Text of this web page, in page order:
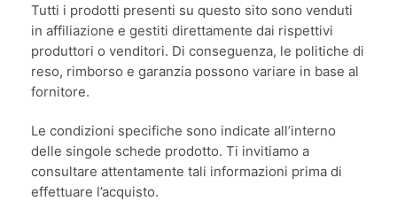
Tutti i prodotti presenti su questo sito sono venduti
in affiliazione e gestiti direttamente dai rispettivi
produttori o venditori. Di conseguenza, le politiche di
reso, rimborso e garanzia possono variare in base al
fornitore.
Le condizioni specifiche sono indicate all’interno
delle singole schede prodotto. Ti invitiamo a
consultare attentamente tali informazioni prima di
effettuare l’acquisto.